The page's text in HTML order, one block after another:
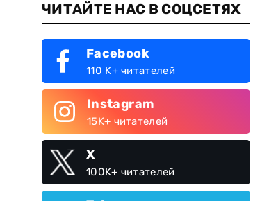
ЧИТАЙТЕ НАС В СОЦСЕТЯХ
Facebook
110 K+ читателей
Instagram
15K+ читателей
X
100K+ читателей